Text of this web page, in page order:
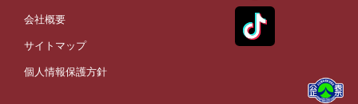
会社概要
サイトマップ
個人情報保護方針